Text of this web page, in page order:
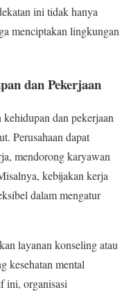
ini tidak hanya
menciptakan lingkungan
dan Pekerjaan
dan pekerjaan
Perusahaan dapat
mendorong karyawan
kebijakan kerja
dalam mengatur
layanan konseling atau
kesehatan mental
ini, organisasi